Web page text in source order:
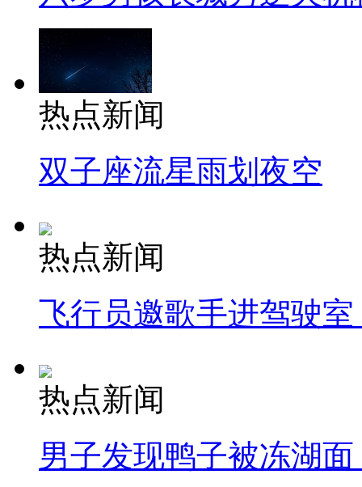
热点新闻
双子座流星雨划夜空
热点新闻
飞行员邀歌手进驾驶
热点新闻
男子发现鸭子被冻湖